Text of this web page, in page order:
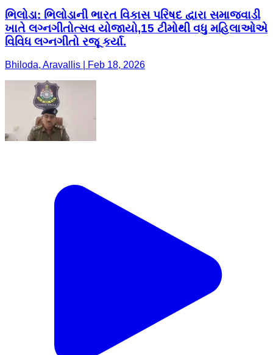
ભિલોડા: ભિલોડાની ભારત વિકાસ પરિષદ દ્વારા સમાજવાડી
ખાતે લગ્નગીતોત્સવ યોજાયો,15 ટીમોથી વધુ મહિલાઓએ
વિવિધ લગ્નગીતો રજૂ કર્યા.
Bhiloda, Aravallis | Feb 18, 2026